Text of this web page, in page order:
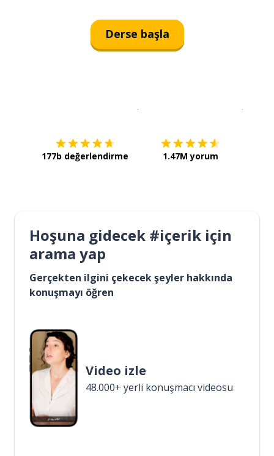
Derse başla
177b değerlendirme 1.47M yorum
Hoşuna gidecek #içerik için
arama yap
Gerçekten ilgini çekecek şeyler hakkında
konuşmayı öğren
Video izle
48.000+ yerli konuşmacı videosu